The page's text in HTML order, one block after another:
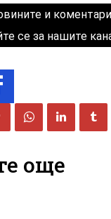
и
се за нашите
още